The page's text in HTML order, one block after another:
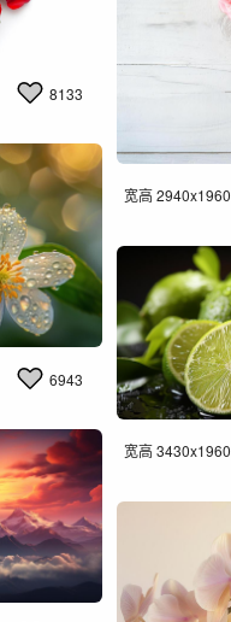
8133
宽高 2940x1960
6943
宽高 3430x1960